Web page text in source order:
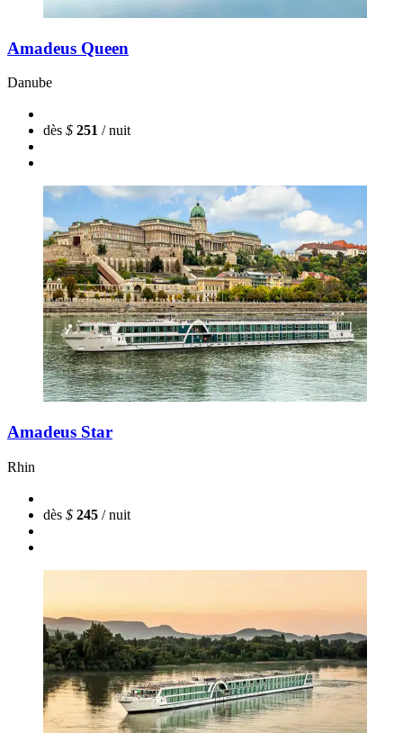
Amadeus Queen
Danube
dès $ 251 / nuit
Amadeus Star
Rhin
dès $ 245 / nuit